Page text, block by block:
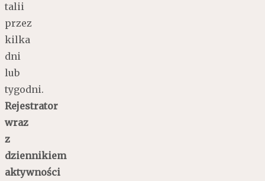
talii
przez
kilka
dni
lub
tygodni.
Rejestrator
wraz
z
dziennikiem
aktywności